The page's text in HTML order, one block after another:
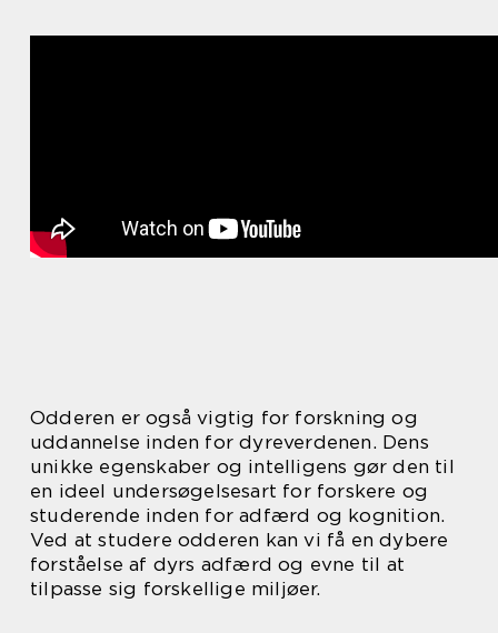
Odderen er også vigtig for forskning og
uddannelse inden for dyreverdenen. Dens
unikke egenskaber og intelligens gør den til
en ideel undersøgelsesart for forskere og
studerende inden for adfærd og kognition.
Ved at studere odderen kan vi få en dybere
forståelse af dyrs adfærd og evne til at
tilpasse sig forskellige miljøer.